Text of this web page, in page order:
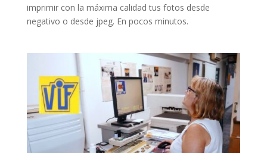
imprimir con la máxima calidad tus fotos desde
negativo o desde jpeg. En pocos minutos.